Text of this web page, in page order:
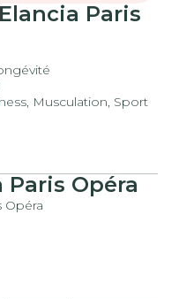
Elancia Paris
Musculation, Sport
Paris Opéra
Opéra